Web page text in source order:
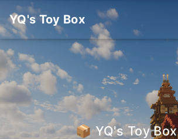
YQ's Toy Box
首页 分类
友链 关于
📦 YQ's Toy Box